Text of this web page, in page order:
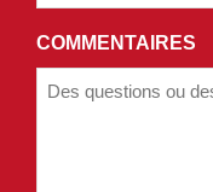
COMMENTAIRES